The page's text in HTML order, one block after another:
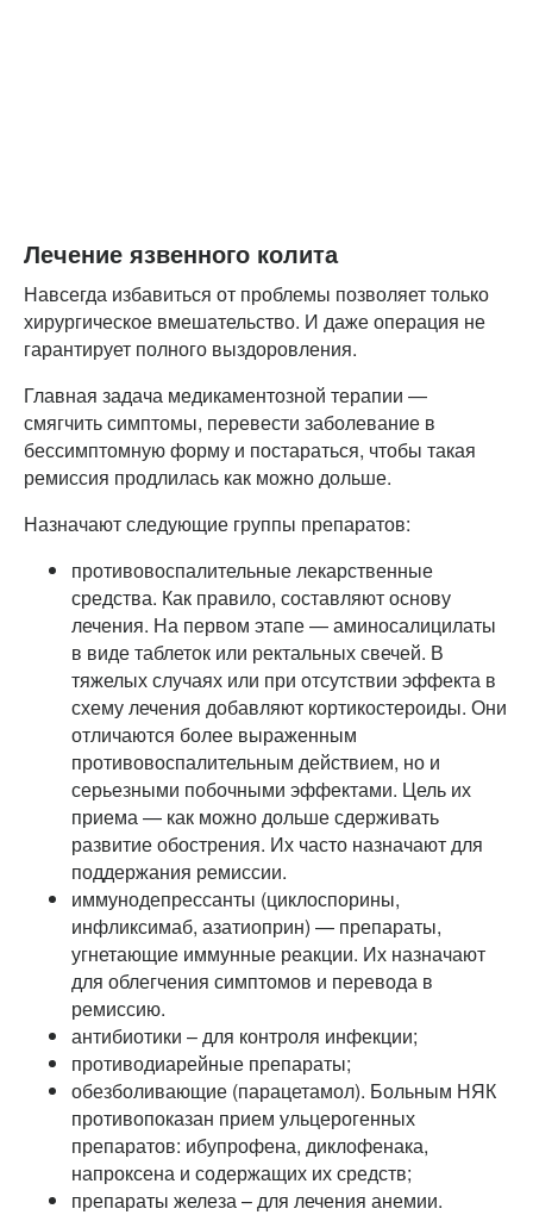
Лечение язвенного колита
Навсегда избавиться от проблемы позволяет только
хирургическое вмешательство. И даже операция не
гарантирует полного выздоровления.
Главная задача медикаментозной терапии —
смягчить симптомы, перевести заболевание в
бессимптомную форму и постараться, чтобы такая
ремиссия продлилась как можно дольше.
Назначают следующие группы препаратов:
противовоспалительные лекарственные
средства. Как правило, составляют основу
лечения. На первом этапе — аминосалицилаты
в виде таблеток или ректальных свечей. В
тяжелых случаях или при отсутствии эффекта в
схему лечения добавляют кортикостероиды. Они
отличаются более выраженным
противовоспалительным действием, но и
серьезными побочными эффектами. Цель их
приема — как можно дольше сдерживать
развитие обострения. Их часто назначают для
поддержания ремиссии.
иммунодепрессанты (циклоспорины,
инфликсимаб, азатиоприн) — препараты,
угнетающие иммунные реакции. Их назначают
для облегчения симптомов и перевода в
ремиссию.
антибиотики – для контроля инфекции;
противодиарейные препараты;
обезболивающие (парацетамол). Больным НЯК
противопоказан прием ульцерогенных
препаратов: ибупрофена, диклофенака,
напроксена и содержащих их средств;
препараты железа – для лечения анемии.